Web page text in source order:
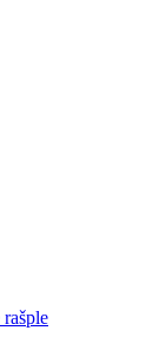
rašple